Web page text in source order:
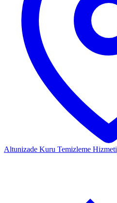
Altunizade Kuru Temizleme Hizmeti